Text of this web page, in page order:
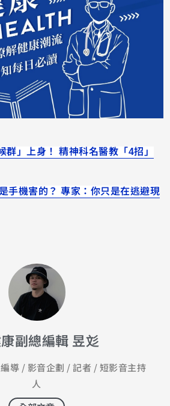
群」上身！ 精神科名醫教「4招」
手機害的？ 專家：你只是在逃避現
副總編輯 昱彣
導 / 影音企劃 / 記者 / 短影音主持
人